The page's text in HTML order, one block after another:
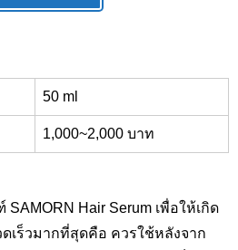
50 ml
1,000~2,000 บาท
Hair Serum เพื่อให้เกิด
เร็วมากที่สุดคือ ควรใช้หลังจาก